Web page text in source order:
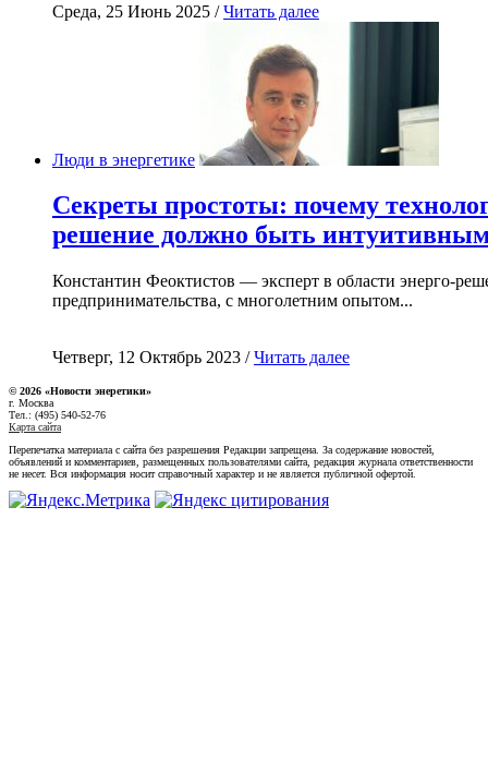
Среда, 25 Июнь 2025 /Читать далее
Люди в энергетике
Секреты простоты: почему
решение должно быть
Константин Феоктистов — эксперт в области энерго-
предпринимательства, с многолетним опытом...
Четверг, 12 Октябрь 2023 /Читать далее
© 2026 «Новости энеретики»
г. Москва
Тел.: (495) 540-52-76
Карта сайта
Перепечатка материала с сайта без разрешения Редакции запрещена. За содержание новостей,
объявлений и комментариев, размещенных пользователями сайта, редакция журнала ответственности
не несет. Вся информация носит справочный характер и не является публичной офертой.